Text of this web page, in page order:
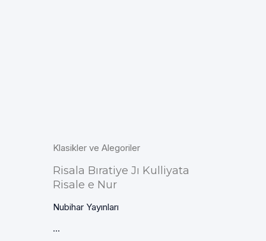
Klasikler ve Alegoriler
Risala Bıratiye Jı Kulliyata
Risale e Nur
Nubihar Yayınları
...